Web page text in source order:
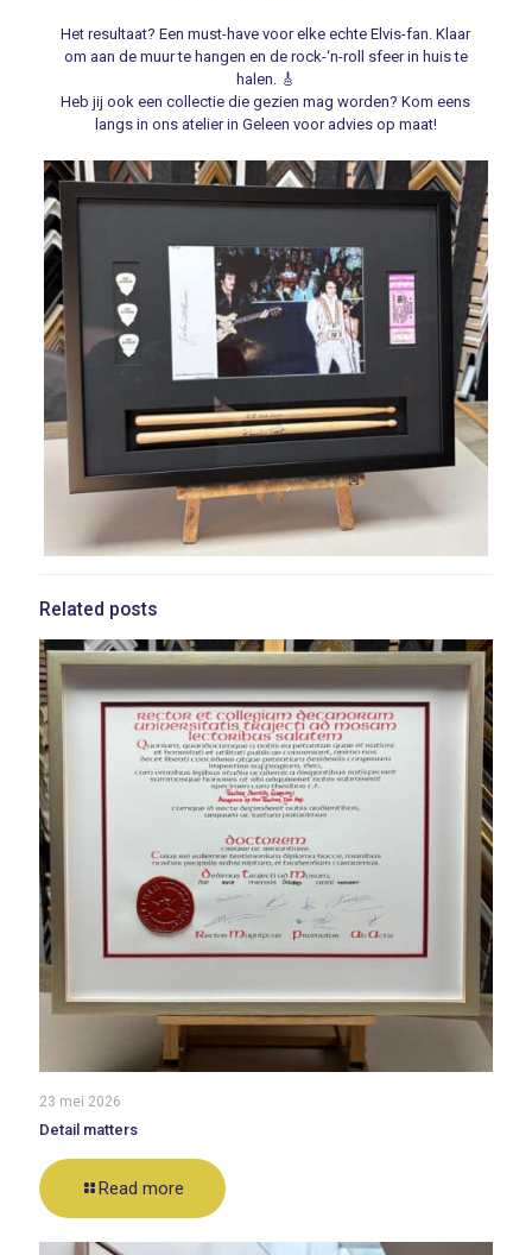
Het resultaat? Een must-have voor elke echte Elvis-fan. Klaar
om aan de muur te hangen en de rock-‘n-roll sfeer in huis te
halen. 🎸
Heb jij ook een collectie die gezien mag worden? Kom eens
langs in ons atelier in Geleen voor advies op maat!
Related posts
23 mei 2026
Detail matters
Read more